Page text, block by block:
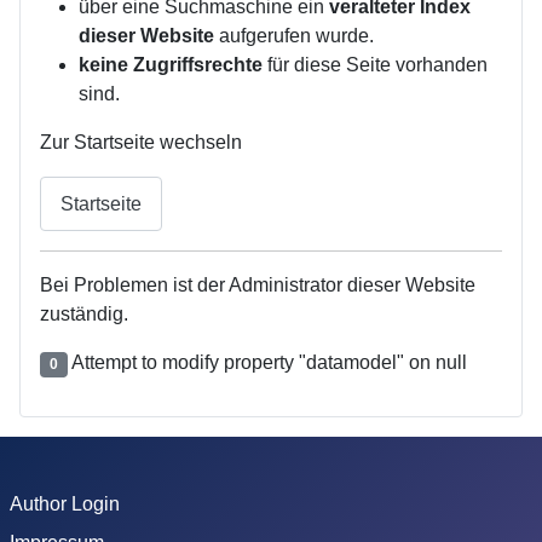
über eine Suchmaschine ein veralteter Index
dieser Website aufgerufen wurde.
keine Zugriffsrechte für diese Seite vorhanden
sind.
Zur Startseite wechseln
Startseite
Bei Problemen ist der Administrator dieser Website
zuständig.
0 Attempt to modify property "datamodel" on null
Author Login